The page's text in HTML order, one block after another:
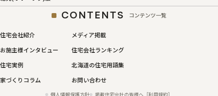
CONTENTS コンテンツ一覧
住宅会社紹介
メディア掲載
お施主様インタビュー
住宅会社ランキング
住宅実例
北海道の住宅用語集
家づくりコラム
お問い合わせ
個人情報保護方針 掲載住宅会社の皆様へ［利用規約］